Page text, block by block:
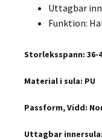
Uttagbar
Funktion:
Storleksspann: 36-
Material i sula: PU
Passform, Vidd:
Uttagbar